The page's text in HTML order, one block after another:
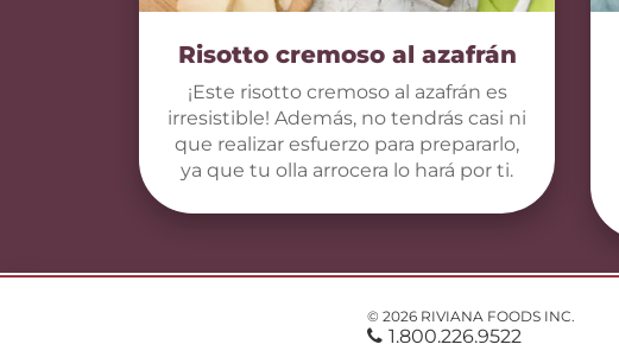
Risotto cremoso al azafrán
¡Este risotto cremoso al azafrán es
irresistible! Además, no tendrás casi ni
que realizar esfuerzo para prepararlo,
ya que tu olla arrocera lo hará por ti.
© 2026 RIVIANA FOODS INC.
1.800.226.9522